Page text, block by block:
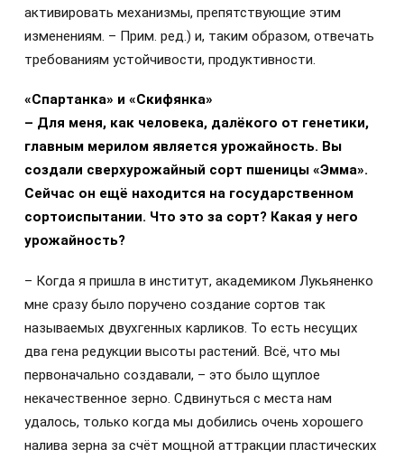
активировать механизмы, препятствующие этим
изменениям. – Прим. ред.) и, таким образом, отвечать
требованиям устойчивости, продуктивности.
«Спартанка» и «Скифянка»
– Для меня, как человека, далёкого от генетики,
главным мерилом является урожайность. Вы
создали сверхурожайный сорт пшеницы «Эмма».
Сейчас он ещё находится на государственном
сортоиспытании. Что это за сорт? Какая у него
урожайность?
– Когда я пришла в институт, академиком Лукьяненко
мне сразу было поручено создание сортов так
называемых двухгенных карликов. То есть несущих
два гена редукции высоты растений. Всё, что мы
первоначально создавали, – это было щуплое
некачественное зерно. Сдвинуться с места нам
удалось, только когда мы добились очень хорошего
налива зерна за счёт мощной аттракции пластических